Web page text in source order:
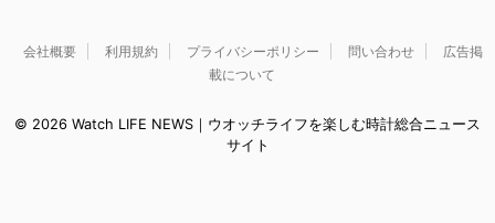
会社概要 利用規約 プライバシーポリシー 問い合わせ
広告掲
載について
© 2026 Watch LIFE NEWS｜ウオッチライフを楽しむ時計総合ニュース
サイト